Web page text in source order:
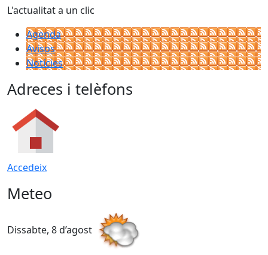
L'actualitat a un clic
Agenda
Avisos
Notícies
Adreces i telèfons
Accedeix
Meteo
Dissabte, 8 d’agost